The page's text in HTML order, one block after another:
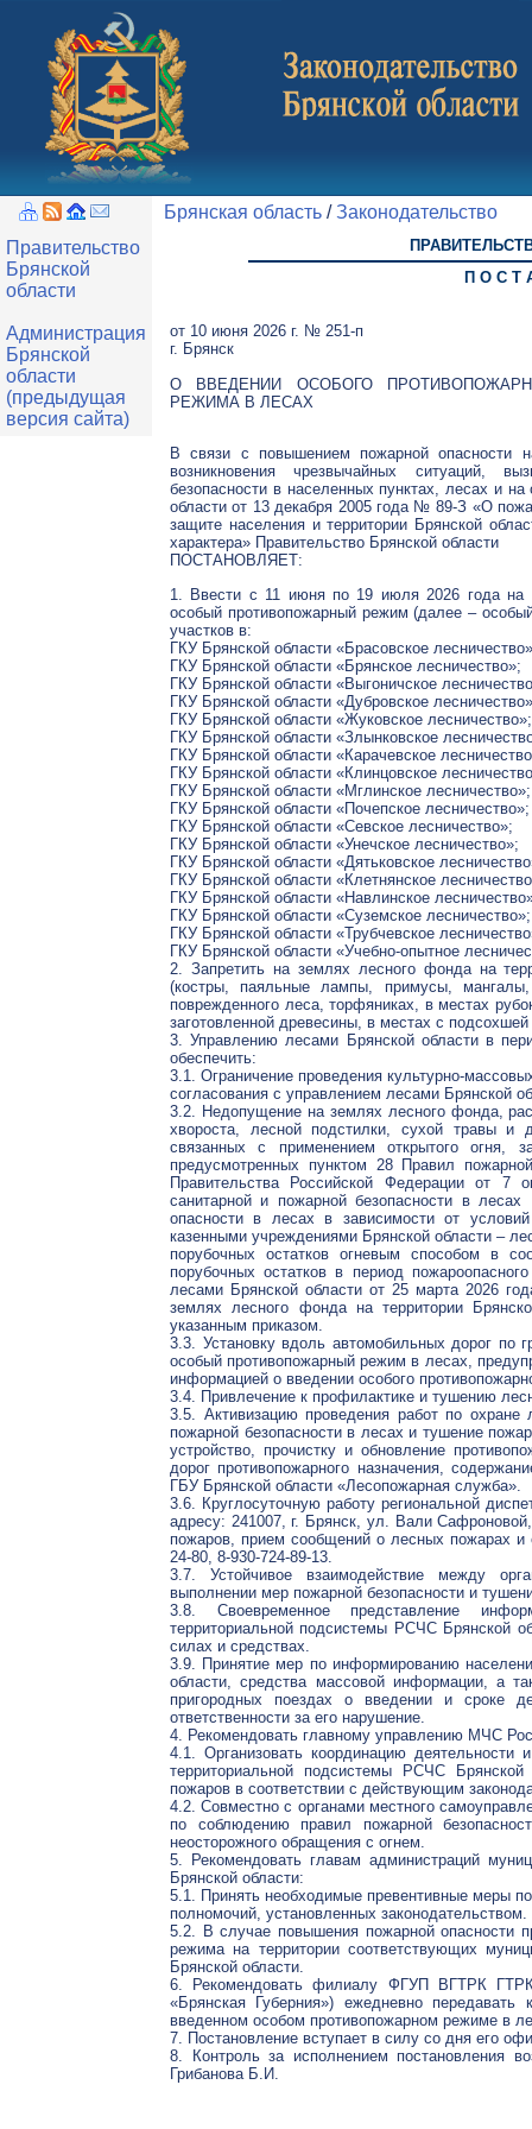
Правительство
Брянской
области
Администрация
Брянской
области
(предыдущая
версия сайта)
Брянская область /Законодательство
П О С Т
от 10 июня 2026 г. № 251-п
г. Брянск
О ВВЕДЕНИИ ОСОБОГО
РЕЖИМА В ЛЕСАХ
В связи с повышением пожарной опасности
возникновения чрезвычайных ситуаций,
безопасности в населенных пунктах, лесах и
области от 13 декабря 2005 года № 89-З «О
защите населения и территории Брянской
характера» Правительство Брянской области
ПОСТАНОВЛЯЕТ:
1. Ввести с 11 июня по 19 июля 2026 года на
особый противопожарный режим (далее –
участков в:
ГКУ Брянской области «Брасовское
ГКУ Брянской области «Брянское лесничество»;
ГКУ Брянской области «Выгоничское
ГКУ Брянской области «Дубровское
ГКУ Брянской области «Жуковское лесничество»;
ГКУ Брянской области «Злынковское
ГКУ Брянской области «Карачевское
ГКУ Брянской области «Клинцовское
ГКУ Брянской области «Мглинское лесничество»;
ГКУ Брянской области «Почепское лесничество»;
ГКУ Брянской области «Севское лесничество»;
ГКУ Брянской области «Унечское лесничество»;
ГКУ Брянской области «Дятьковское
ГКУ Брянской области «Клетнянское
ГКУ Брянской области «Навлинское
ГКУ Брянской области «Суземское лесничество»;
ГКУ Брянской области «Трубчевское
ГКУ Брянской области «Учебно-опытное
2. Запретить на землях лесного фонда на
(костры, паяльные лампы, примусы,
поврежденного леса, торфяниках, в местах
заготовленной древесины, в местах с
3. Управлению лесами Брянской области в
обеспечить:
3.1. Ограничение проведения культурно-
согласования с управлением лесами Брянской
3.2. Недопущение на землях лесного фонда,
хвороста, лесной подстилки, сухой травы и
связанных с применением открытого
предусмотренных пунктом 28 Правил
Правительства Российской Федерации от
санитарной и пожарной безопасности в
опасности в лесах в зависимости от
казенными учреждениями Брянской области –
порубочных остатков огневым способом в
порубочных остатков в период
лесами Брянской области от 25 марта 2026
землях лесного фонда на территории
указанным приказом.
3.3. Установку вдоль автомобильных дорог по
особый противопожарный режим в лесах,
информацией о введении особого
3.4. Привлечение к профилактике и тушению
3.5. Активизацию проведения работ по
пожарной безопасности в лесах и тушение
устройство, прочистку и обновление
дорог противопожарного назначения,
ГБУ Брянской области «Лесопожарная служба».
3.6. Круглосуточную работу региональной
адресу: 241007, г. Брянск, ул. Вали
пожаров, прием сообщений о лесных пожарах
24-80, 8-930-724-89-13.
3.7. Устойчивое взаимодействие между
выполнении мер пожарной безопасности и
3.8. Своевременное представление
территориальной подсистемы РСЧС Брянской
силах и средствах.
3.9. Принятие мер по информированию
области, средства массовой информации, а
пригородных поездах о введении и сроке
ответственности за его нарушение.
4. Рекомендовать главному управлению МЧС
4.1. Организовать координацию деятельности
территориальной подсистемы РСЧС
пожаров в соответствии с действующим
4.2. Совместно с органами местного
по соблюдению правил пожарной
неосторожного обращения с огнем.
5. Рекомендовать главам администраций
Брянской области:
5.1. Принять необходимые превентивные меры
полномочий, установленных законодательством.
5.2. В случае повышения пожарной опасности
режима на территории соответствующих
Брянской области.
6. Рекомендовать филиалу ФГУП ВГТРК ГТРК
«Брянская Губерния») ежедневно
введенном особом противопожарном режиме в
7. Постановление вступает в силу со дня его
8. Контроль за исполнением постановления
Грибанова Б.И.